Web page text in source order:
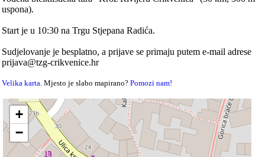
uspona).
Start je u 10:30 na Trgu Stjepana Radića.
Sudjelovanje je besplatno, a prijave se primaju putem e-mail adrese
prijava@tzg-crikvenice.hr
Velika karta. Mjesto je slabo mapirano?Pomozi nam!
+
−